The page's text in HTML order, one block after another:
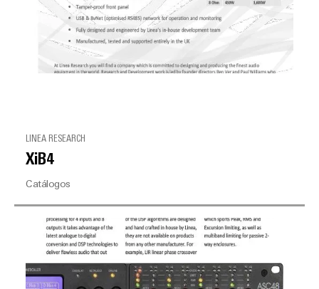
LINEA RESEARCH
XiB4
Catálogos